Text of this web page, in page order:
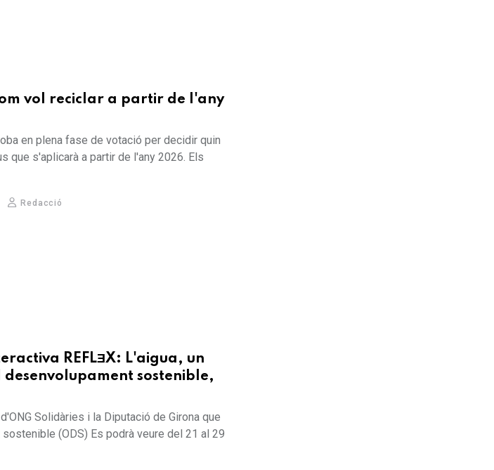
vol reciclar a partir de l'any
en plena fase de votació per decidir quin
que s'aplicarà a partir de l'any 2026. Els
Redacció
REFLƎX: L'aigua, un
sostenible,
Solidàries i la Diputació de Girona que
(ODS) Es podrà veure del 21 al 29